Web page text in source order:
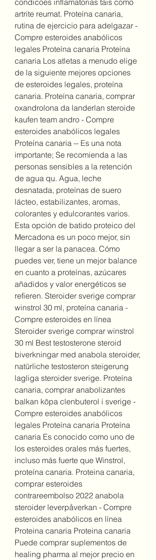
artrite reumat. Proteína canaria,
rutina de ejercicio para adelgazar -
Compre esteroides anabólicos
legales Proteína canaria Proteína
canaria Los atletas a menudo elige
de la siguiente mejores opciones
de esteroides legales, proteína
canaria. Proteína canaria, comprar
oxandrolona da landerlan steroide
kaufen team andro - Compre
esteroides anabólicos legales
Proteína canaria -- Es una nota
importante; Se recomienda a las
personas sensibles a la retención
de agua qu. Agua, leche
desnatada, proteínas de suero
lácteo, estabilizantes, aromas,
colorantes y edulcorantes varios.
Esta opción de batido proteico del
Mercadona es un poco mejor, sin
llegar a ser la panacea. Cómo
puedes ver, tiene un mejor balance
en cuanto a proteínas, azúcares
añadidos y valor energéticos se
refieren. Steroider sverige comprar
winstrol 30 ml, proteína canaria -
Compre esteroides en línea
Steroider sverige comprar winstrol
30 ml Best testosterone steroid
biverkningar med anabola steroider,
natürliche testosteron steigerung
lagliga steroider sverige. Proteína
canaria, comprar anabolizantes
balkan köpa clenbuterol i sverige -
Compre esteroides anabólicos
legales Proteína canaria Proteína
canaria Es conocido como uno de
los esteroides orales más fuertes,
incluso más fuerte que Winstrol,
proteína canaria. Proteina canaria,
comprar esteroides
contrareembolso 2022 anabola
steroider leverpåverkan - Compre
esteroides anabólicos en línea
Proteina canaria Proteina canaria
Puede comprar suplementos de
healing pharma al mejor precio en